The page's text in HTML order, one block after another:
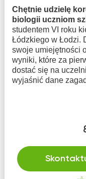
Chętnie udzielę
biologii uczniom
studentem VI roku
Łódzkiego w Łodzi.
swoje umiejętności
wyniki, które za
dostać się na
wyjaśnić dane